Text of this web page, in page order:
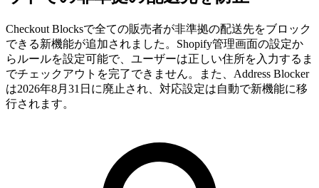
Checkout Blocksで全ての販売者が非準拠の配送先をブロック
できる新機能が追加されました。Shopify管理画面の設定か
らルールを設定可能で、ユーザーは正しい住所を入力するま
でチェックアウトを完了できません。また、Address Blocker
は2026年8月31日に廃止され、対応設定は自動で新機能に移
行されます。